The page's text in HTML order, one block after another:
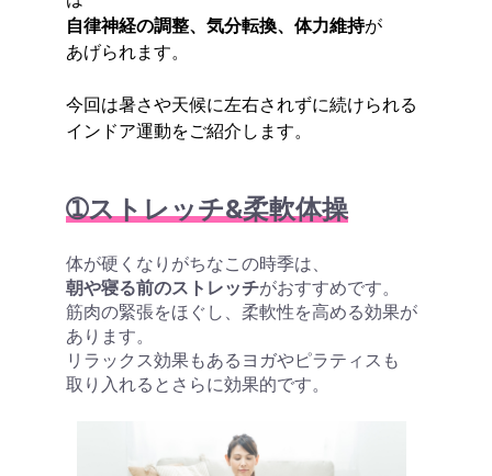
自律神経の調整、気分転換、体力維持が
あげられます。
今回は暑さや天候に左右されずに続けられる
インドア運動をご紹介します。
➀ストレッチ&柔軟体操
体が硬くなりがちなこの時季は、
朝や寝る前のストレッチがおすすめです。
筋肉の緊張をほぐし、柔軟性を高める効果が
あります。
リラックス効果もあるヨガやピラティスも
取り入れるとさらに効果的です。